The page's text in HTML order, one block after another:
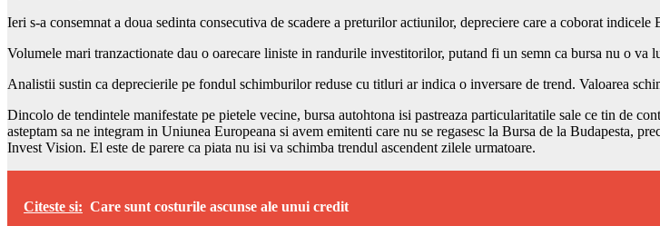
Ieri s-a consemnat a doua sedinta consecutiva de scadere a preturilor actiunilor, depreciere care a coborat
Volumele mari tranzactionate dau o oarecare liniste in randurile investitorilor, putand fi un semn ca bursa nu o va
Analistii sustin ca deprecierile pe fondul schimburilor reduse cu titluri ar indica o inversare de trend. Valoarea
Dincolo de tendintele manifestate pe pietele vecine, bursa autohtona isi pastreaza particularitatile sale ce tin de
asteptam sa ne integram in Uniunea Europeana si avem emitenti care nu se regasesc la Bursa de la Budapesta,
Invest Vision. El este de parere ca piata nu isi va schimba trendul ascendent zilele urmatoare.
Citeste si: Care sunt costurile ascunse ale unui credit